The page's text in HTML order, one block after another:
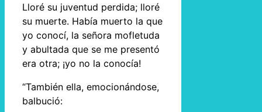
Lloré su juventud perdida; lloré
su muerte. Había muerto la que
yo conocí, la señora mofletuda
y abultada que se me presentó
era otra; ¡yo no la conocía!
“También ella, emocionándose,
balbució: